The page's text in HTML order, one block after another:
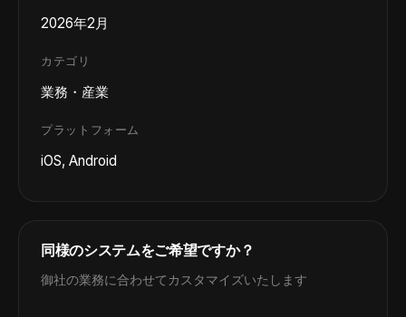
2026年2月
カテゴリ
業務・産業
プラットフォーム
iOS, Android
同様のシステムをご希望ですか？
御社の業務に合わせてカスタマイズいたします